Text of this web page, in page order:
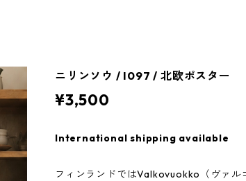
ニリンソウ / I097 / 北欧ポスター
¥3,500
International shipping available
フィンランドではValkovuokko（ヴァル